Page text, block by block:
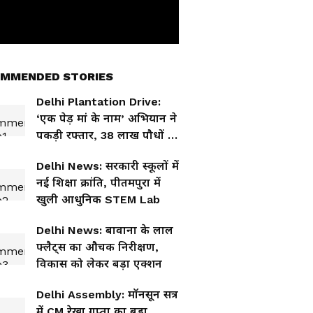
STORIES
Delhi Plantation Drive:
‘एक पेड़ मां के नाम’ अभियान ने
पकड़ी रफ्तार, 38 लाख पौधों के
Delhi News: सरकारी स्कूलों में
नई शिक्षा क्रांति, पीतमपुरा में
खुली आधुनिक STEM Lab
Delhi News: बावाना के लाल
फ्लैट्स का औचक निरीक्षण,
विकास को लेकर बड़ा एक्शन
Delhi Assembly: मॉनसून सत्र